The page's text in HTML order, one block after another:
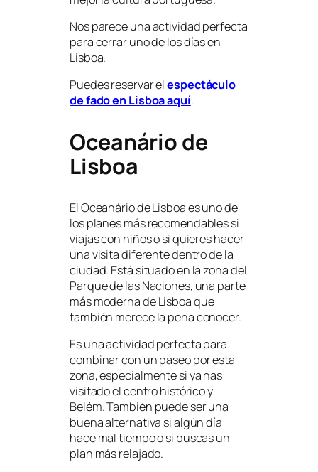
Nos parece una actividad perfecta
para cerrar uno de los días en
Lisboa.
Puedes reservar elespectáculo
de fado en Lisboa aquí.
Oceanário de
Lisboa
El Oceanário de Lisboa es uno de
los planes más recomendables si
viajas con niños o si quieres hacer
una visita diferente dentro de la
ciudad. Está situado en la zona del
Parque de las Naciones, una parte
más moderna de Lisboa que
también merece la pena conocer.
Es una actividad perfecta para
combinar con un paseo por esta
zona, especialmente si ya has
visitado el centro histórico y
Belém. También puede ser una
buena alternativa si algún día
hace mal tiempo o si buscas un
plan más relajado.